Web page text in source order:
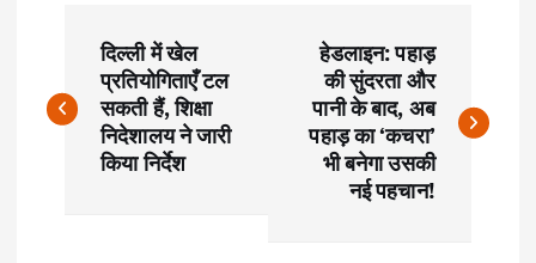
o
दिल्ली में खेल
प्रतियोगिताएँ टल
सकती हैं, शिक्षा
निदेशालय ने जारी
किया निर्देश
हेडलाइन: पहाड़
की सुंदरता और
पानी के बाद, अब
पहाड़ का ‘कचरा’
भी बनेगा उसकी
नई पहचान!